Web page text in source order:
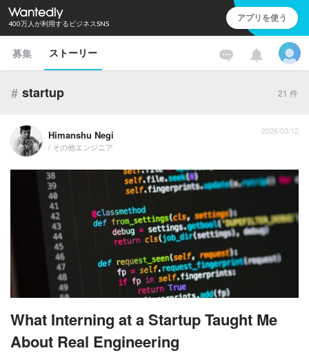
400万人が利用するビジネスSNS アプリを使う
募集 ストーリー
# startup 21 件
Himanshu Negi
/ その他エンジニア
2026/03/12
What Interning at a Startup Taught Me
About Real Engineering